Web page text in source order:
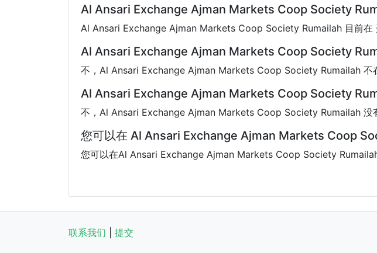
Al Ansari Exchange Ajman Markets Coop Society
Al Ansari Exchange Ajman Markets Coop Society Rumailah 目前在
Al Ansari Exchange Ajman Markets Coop Society
不，Al Ansari Exchange Ajman Markets Coop Society Rumailah 不
Al Ansari Exchange Ajman Markets Coop Society
不，Al Ansari Exchange Ajman Markets Coop Society Rumailah 没
您可以在 Al Ansari Exchange Ajman Markets Coop
您可以在Al Ansari Exchange Ajman Markets Coop Society
联系我们 提交